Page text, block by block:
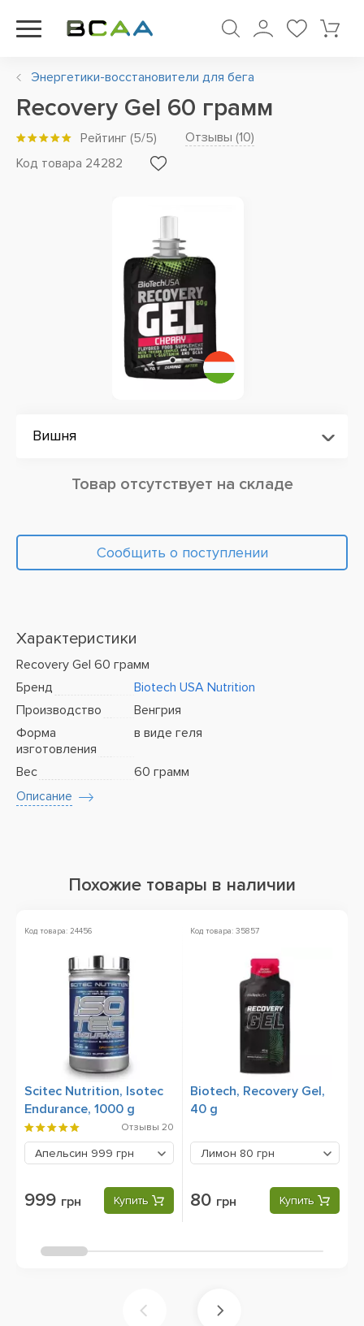
Энергетики-восстановители для бега
Recovery Gel 60 грамм
Рейтинг (5/5) Отзывы (10)
Код товара 24282
Вишня
Товар отсутствует на складе
Сообщить о поступлении
Характеристики
Recovery Gel 60 грамм
Бренд
Biotech USA Nutrition
Производство
Венгрия
Форма
изготовления
в виде геля
Вес 60 грамм
Описание
Похожие товары в наличии
Код товара: 24456
Scitec Nutrition, Isotec
Endurance, 1000 g
Отзывы 20
Апельсин 999 грн
999 грн Купить
Код товара: 35857
Biotech, Recovery Gel,
40 g
Лимон 80 грн
80 грн Купить